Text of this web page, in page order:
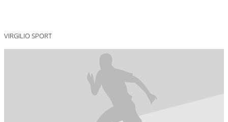
VIRGILIO SPORT